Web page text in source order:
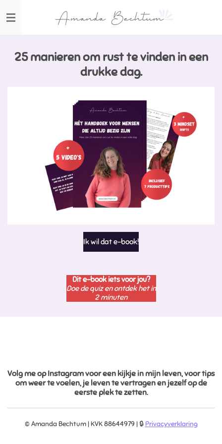
direct
hoofdinhoud
25 manieren om rust te vinden in een
drukke dag.
Ik wil dat e-book!
Dit e-book iets voor jou?
Doe de quiz en ontdek het in
2 minuten
Volg me op Instagram voor een kijkje in mijn leven, voor tips
om weer te voelen, je leven te vertragen en jezelf op de
eerste plek te zetten.
© Amanda Bechtum | KVK 88644979 | 🔒 Privacyverklaring